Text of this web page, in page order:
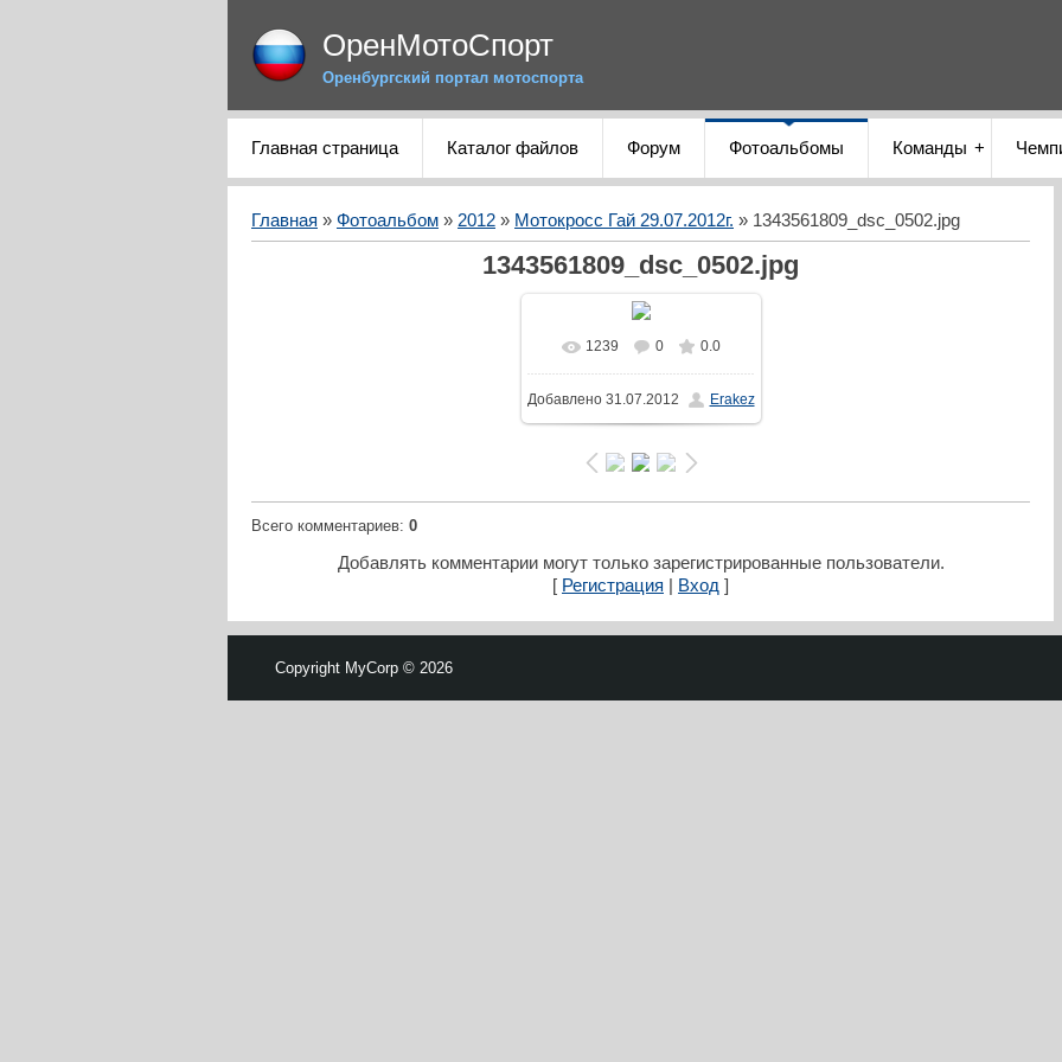
ОренМотоСпорт
Оренбургский портал мотоспорта
Главная страница Каталог файлов Форум Фотоальбомы Команды
Главная » Фотоальбом » 2012 » Мотокросс Гай 29.07.2012г. » 1343561809_dsc_0502.jpg
1343561809_dsc_0502.jpg
1239 0 0.0
Добавлено31.07.2012 Erakez
Всего комментариев: 0
Добавлять комментарии могут только зарегистрированные пользователи.
[ Регистрация Вход ]
Copyright MyCorp © 2026